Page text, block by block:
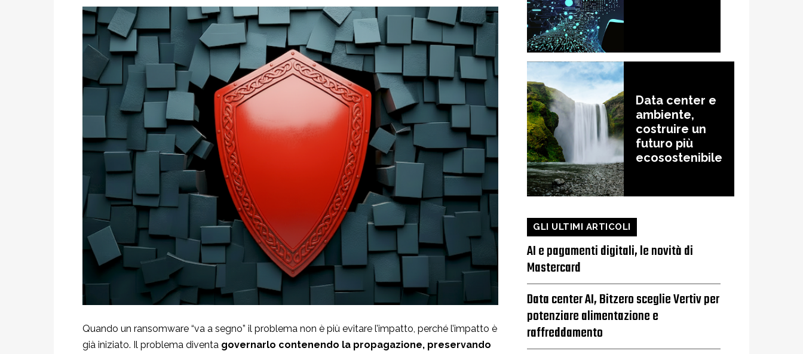
Quando un ransomware “va a segno” il problema non è più evitare l’impatto, perché l’impatto è
già iniziato. Il problema diventa governarlo contenendo la propagazione, preservando
Data center e
ambiente,
costruire un
futuro più
ecosostenibile
GLI ULTIMI ARTICOLI
AI e pagamenti digitali, le novità di
Mastercard
Data center AI, Bitzero sceglie Vertiv per
potenziare alimentazione e
raffreddamento